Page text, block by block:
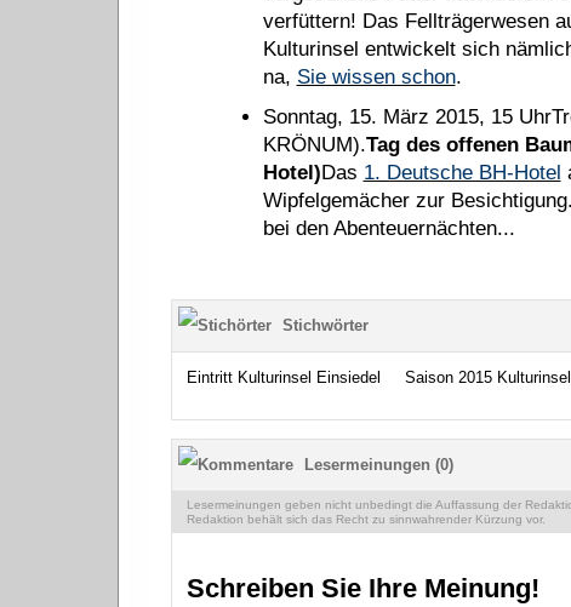
verfüttern! Das Fellträgerwesen
Kulturinsel entwickelt sich
na, Sie wissen schon.
Sonntag, 15. März 2015, 15
KRÖNUM).Tag des offenen
Hotel)Das 1. Deutsche BH-Hotel
Wipfelgemächer zur
bei den Abenteuernächten...
Stichwörter
Eintritt Kulturinsel Einsiedel Saison 2015
Lesermeinungen (0)
Lesermeinungen geben nicht unbedingt die Auffassung der
Redaktion behält sich das Recht zu sinnwahrender Kürzung vor.
Schreiben Sie Ihre Meinung!